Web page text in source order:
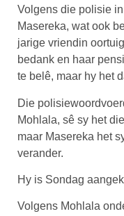
Volgens die polisie
Masereka, wat ook
jarige vriendin
bedank en haar
te belê, maar hy het
Die
Mohlala, sê sy het
maar Masereka het
verander.
Hy is Sondag
Volgens Mohlala